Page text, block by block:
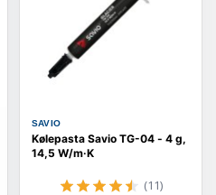
SAVIO
Kølepasta Savio TG-04 - 4 g,
14,5 W/m·K
(11)